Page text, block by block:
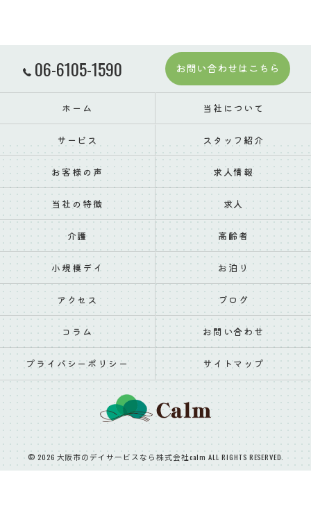
06-6105-1590 お問い合わせはこちら
ホーム 当社について
サービス スタッフ紹介
お客様の声 求人情報
当社の特徴 求人
介護 高齢者
小規模デイ お泊り
アクセス ブログ
コラム お問い合わせ
プライバシーポリシー サイトマップ
© 2026 大阪市のデイサービスなら株式会社calm ALL RIGHTS RESERVED.